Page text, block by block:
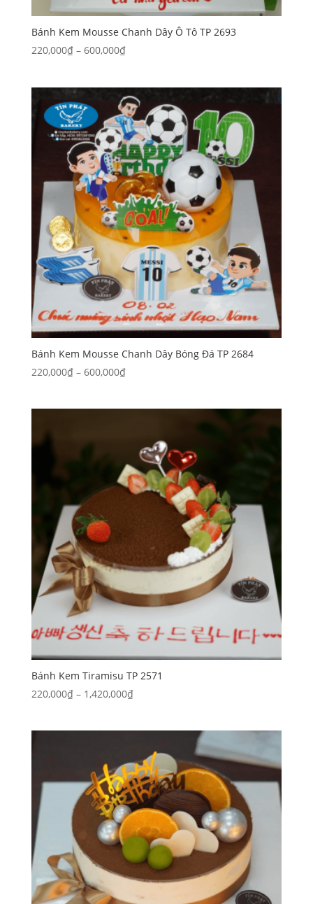
Bánh Kem Mousse Chanh Dây Ô Tô TP 2693
220,000₫ – 600,000₫Khoảng
220,000₫
đến
600,000₫
Bánh Kem Mousse Chanh Dây Bóng Đá TP 2684
220,000₫ – 600,000₫Khoảng
600,000₫
Bánh Kem Tiramisu TP 2571
220,000₫ – 1,420,000₫Khoảng
đến
1,420,000₫